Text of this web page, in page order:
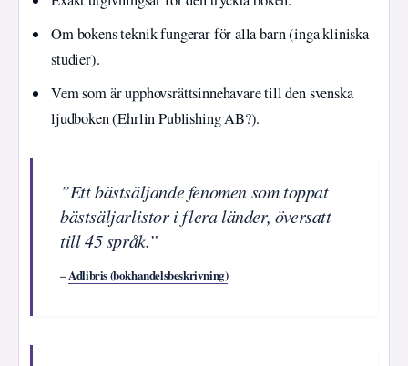
Om bokens teknik fungerar för alla barn (inga kliniska
studier).
Vem som är upphovsrättsinnehavare till den svenska
ljudboken (Ehrlin Publishing AB?).
”Ett bästsäljande fenomen som toppat
bästsäljarlistor i flera länder, översatt
till 45 språk.”
–Adlibris (bokhandelsbeskrivning)